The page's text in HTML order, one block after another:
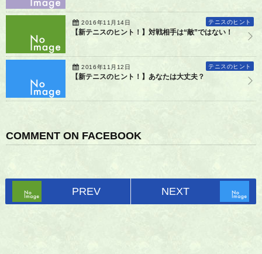
2016年11月14日 テニスのヒント
【新テニスのヒント！】対戦相手は“敵”ではない！
2016年11月12日 テニスのヒント
【新テニスのヒント！】あなたは大丈夫？
COMMENT ON FACEBOOK
PREV NEXT